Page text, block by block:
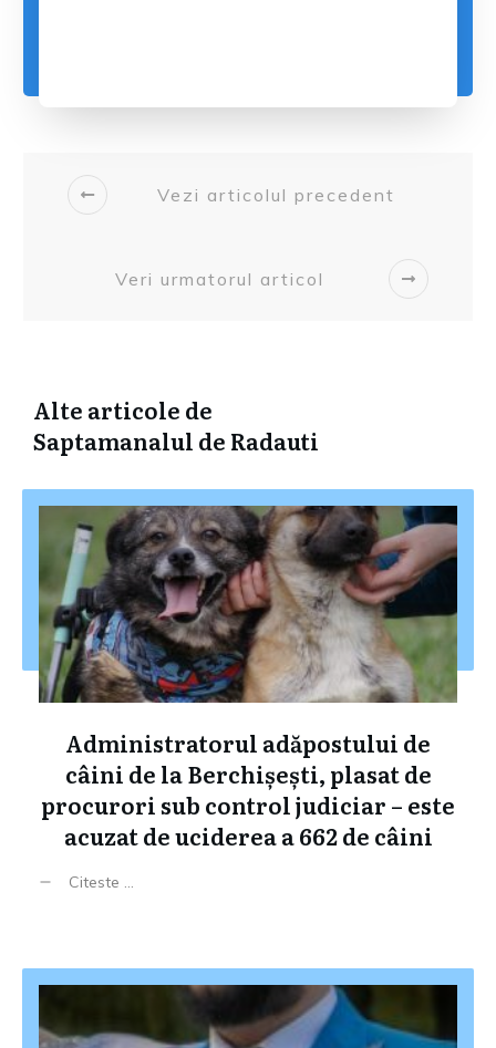
Vezi articolul precedent
Veri urmatorul articol
Alte articole de
Saptamanalul de Radauti
Administratorul adăpostului de
câini de la Berchișești, plasat de
procurori sub control judiciar – este
acuzat de uciderea a 662 de câini
Citeste ...